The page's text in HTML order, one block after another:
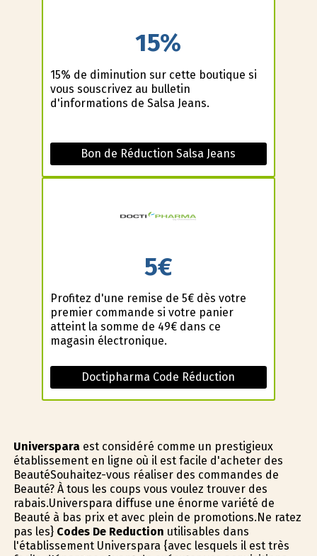
15%
15% de diminution sur cette boutique si
vous souscrivez au bulletin
d'informations de Salsa Jeans.
Bon de Réduction Salsa Jeans
5€
Profitez d'une remise de 5€ dès votre
premier commande si votre panier
atteint la somme de 49€ dans ce
magasin électronique.
Doctipharma Code Réduction
Universpara est considéré comme un prestigieux
établissement en ligne où il est facile d'acheter des
BeautéSouhaitez-vous réaliser des commandes de
Beauté? À tous les coups vous voulez trouver des
rabais.Universpara diffuse une énorme variété de
Beauté à bas prix et avec plein de promotions.Ne ratez
pas les} Codes De Reduction utilisables dans
l'établissement Universpara {avec lesquels il est très